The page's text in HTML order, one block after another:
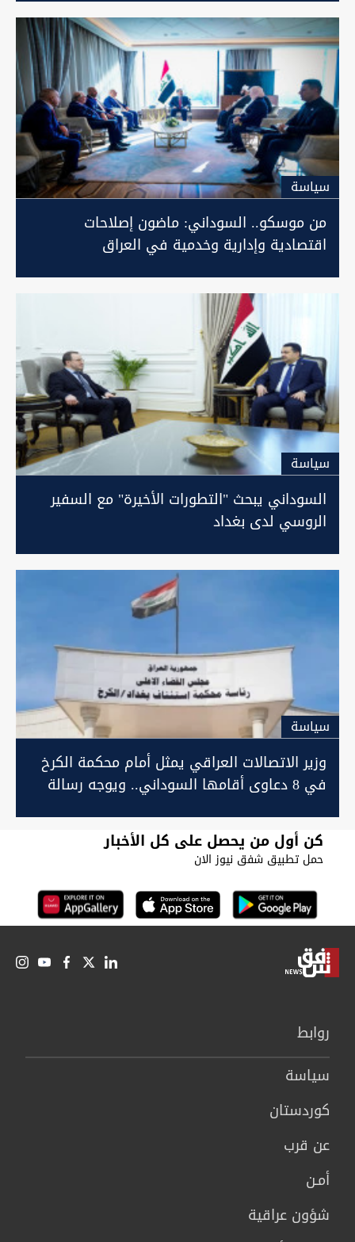
سیاسة
من موسكو.. السوداني: ماضون إصلاحات
اقتصادية وإدارية وخدمية في العراق
سیاسة
السوداني يبحث "التطورات الأخيرة" مع السفير
الروسي لدى بغداد
سیاسة
وزير الاتصالات العراقي يمثل أمام محكمة الكرخ
في 8 دعاوى أقامها السوداني.. ويوجه رسالة
كن أول من يحصل على كل الأخبار
حمل تطبيق شفق نيوز الان
روابط
سیاسة
كوردستان
عن قرب
أمـن
شؤون عراقية